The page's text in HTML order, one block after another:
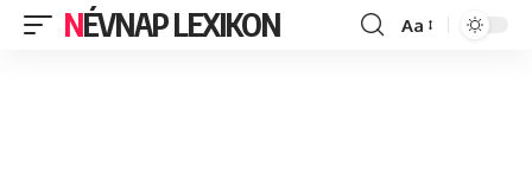
NÉVNAP LEXIKON
Font
Aa